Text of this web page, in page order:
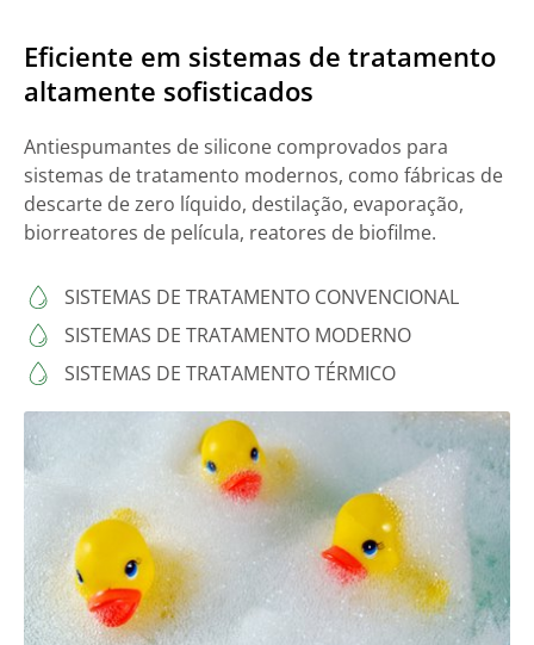
Eficiente em sistemas de tratamento
altamente sofisticados
Antiespumantes de silicone comprovados para
sistemas de tratamento modernos, como fábricas de
descarte de zero líquido, destilação, evaporação,
biorreatores de película, reatores de biofilme.
SISTEMAS DE TRATAMENTO CONVENCIONAL
SISTEMAS DE TRATAMENTO MODERNO
SISTEMAS DE TRATAMENTO TÉRMICO